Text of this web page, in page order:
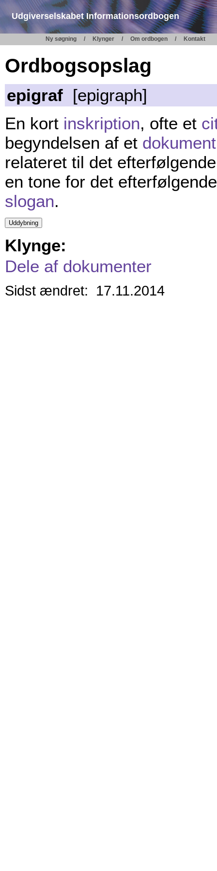
Udgiverselskabet Informationsordbogen
Ny søgning Klynger Om ordbogen Kontakt
Ordbogsopslag
epigraf [epigraph]
En kort inskription, ofte et
begyndelsen af et dokument
relateret til det
en tone for det
slogan.
Klynge:
Dele af dokumenter
Sidst ændret: 17.11.2014